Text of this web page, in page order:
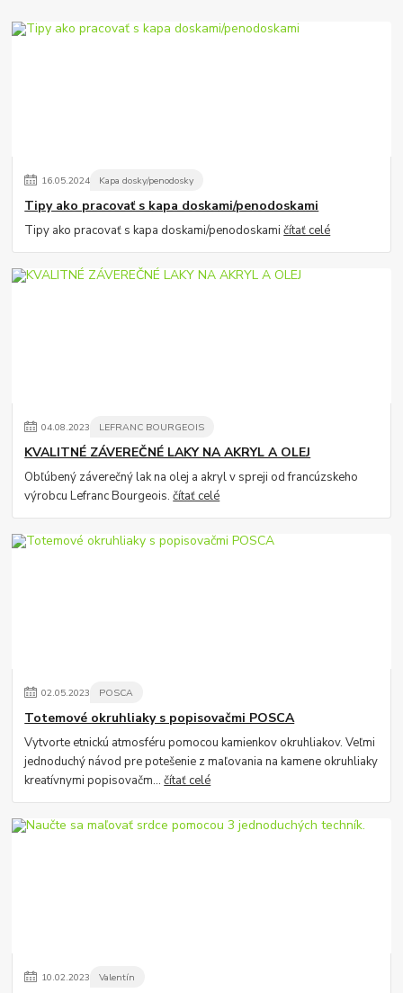
16.05.2024 Kapa dosky/penodosky
Tipy ako pracovať s kapa doskami/penodoskami
Tipy ako pracovať s kapa doskami/penodoskamičítať celé
04.08.2023 LEFRANC BOURGEOIS
KVALITNÉ ZÁVEREČNÉ LAKY NA AKRYL A OLEJ
Obľúbený záverečný lak na olej a akryl v spreji od francúzskeho
výrobcu Lefranc Bourgeois.čítať celé
02.05.2023 POSCA
Totemové okruhliaky s popisovačmi POSCA
Vytvorte etnickú atmosféru pomocou kamienkov okruhliakov. Veľmi
jednoduchý návod pre potešenie z maľovania na kamene okruhliaky
kreatívnymi popisovačm...čítať celé
10.02.2023 Valentín